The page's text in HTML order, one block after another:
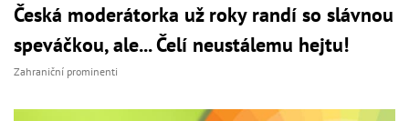
Česká moderátorka už roky randí so slávnou
speváčkou, ale... Čelí neustálemu hejtu!
Zahraniční prominenti